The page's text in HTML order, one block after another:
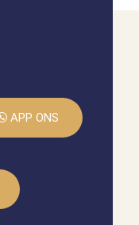
APP ONS